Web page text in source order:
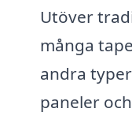
Utöver
många
andra
paneler